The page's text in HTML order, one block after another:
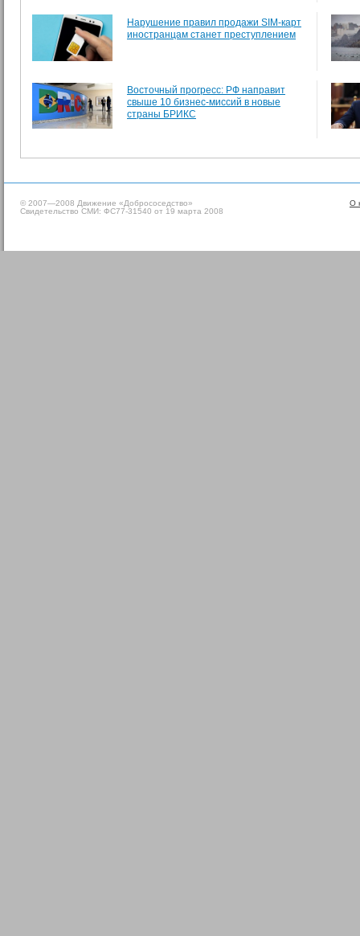
Нарушение правил продажи SIM-карт
иностранцам станет преступлением
Восточный прогресс: РФ направит
свыше 10 бизнес-миссий в новые
страны БРИКС
О
© 2007—2008 Движение «Добрососедство»
Свидетельство СМИ: ФС77-31540 от 19 марта 2008